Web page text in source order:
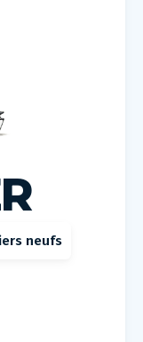
neufs